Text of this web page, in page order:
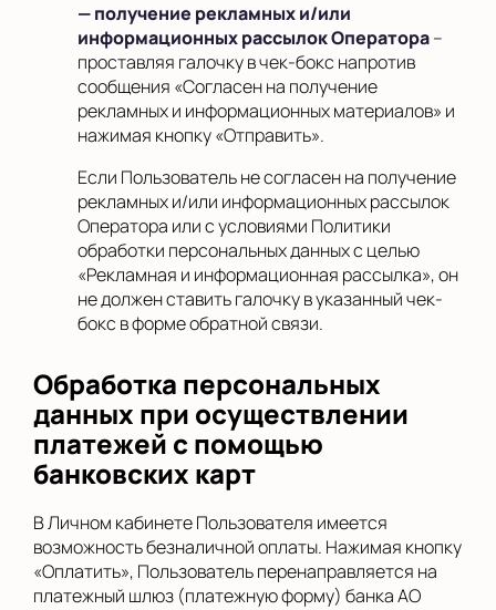
— получение рекламных и/или
информационных рассылок Оператора–
проставляя галочку в чек-бокс напротив
сообщения «Согласен на получение
рекламных и информационных материалов» и
нажимая кнопку «Отправить».
Если Пользователь не согласен на получение
рекламных и/или информационных рассылок
Оператора или с условиями Политики
обработки персональных данных с целью
«Рекламная и информационная рассылка», он
не должен ставить галочку в указанный чек-
бокс в форме обратной связи.
Обработка персональных
данных при осуществлении
платежей с помощью
банковских карт
В Личном кабинете Пользователя имеется
возможность безналичной оплаты. Нажимая кнопку
«Оплатить», Пользователь перенаправляется на
платежный шлюз (платежную форму) банка АО